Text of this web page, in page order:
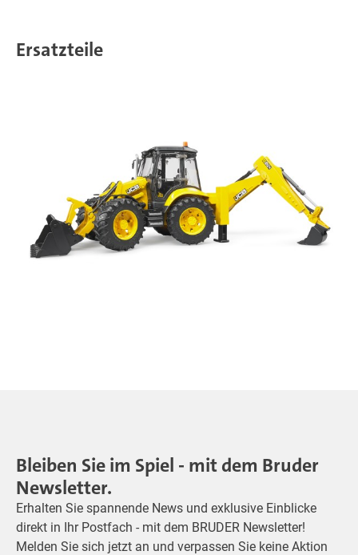
Ersatzteile
Bleiben Sie im Spiel - mit dem Bruder
Newsletter.
Erhalten Sie spannende News und exklusive Einblicke
direkt in Ihr Postfach - mit dem BRUDER Newsletter!
Melden Sie sich jetzt an und verpassen Sie keine Aktion